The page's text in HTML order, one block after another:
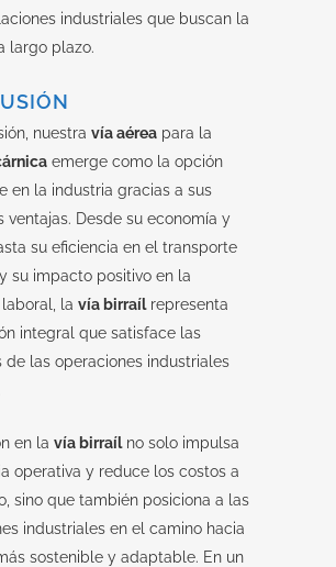
industriales que buscan la
largo plazo.
nuestra vía aérea para la
emerge como la opción
en la industria gracias a sus
ventajas. Desde su economía y
su eficiencia en el transporte
su impacto positivo en la
la vía birraílrepresenta
integral que satisface las
de las operaciones industriales
en la vía birraílno solo impulsa
operativa y reduce los costos a
sino que también posiciona a las
industriales en el camino hacia
sostenible y adaptable. En un